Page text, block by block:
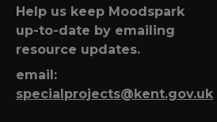
Help us keep Moodspark
up-to-date by emailing
resource updates.
email:
specialprojects@kent.gov.uk